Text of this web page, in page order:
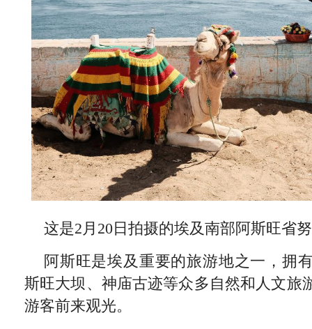
这是2月20日拍摄的埃及南部阿斯旺省
阿斯旺是埃及重要的旅游地之一，拥
斯旺大坝、神庙古迹等众多自然和人文旅
游客前来观光。